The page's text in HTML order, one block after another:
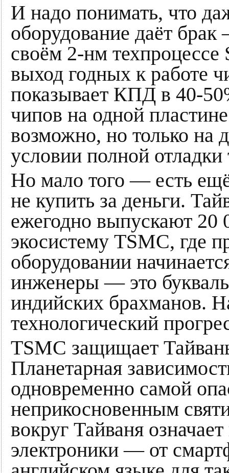
И надо понимать, что
оборудование даёт
своём 2-нм техпроцессе
выход годных к работе
показывает КПД в 40-
чипов на одной
возможно, но только на
условии полной отладки
Но мало того — есть
не купить за деньги.
ежегодно выпускают 20
экосистему TSMC, где
оборудовании
инженеры — это
индийских брахманов.
технологический
TSMC защищает
Планетарная
одновременно самой
неприкосновенным
вокруг Тайваня
электроники — от